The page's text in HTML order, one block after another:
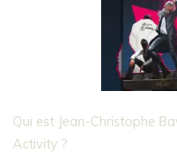
Qui est Jean-Christophe
Activity ?